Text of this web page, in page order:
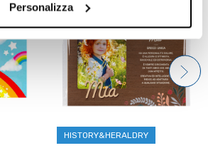
Personalizza
HISTORY&HERALDRY